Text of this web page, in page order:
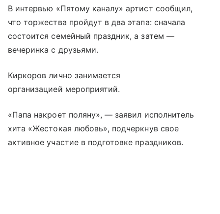
В интервью «Пятому каналу» артист сообщил,
что торжества пройдут в два этапа: сначала
состоится семейный праздник, а затем —
вечеринка с друзьями.
Киркоров лично занимается
организацией мероприятий.
«Папа накроет поляну», — заявил исполнитель
хита «Жестокая любовь», подчеркнув свое
активное участие в подготовке праздников.